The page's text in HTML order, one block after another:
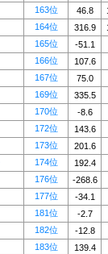
163位 46.8
164位 316.9
165位
-51.1
166位
107.6
167位
75.0
169位
335.5
170位
-8.6
172位
143.6
173位
201.6
174位
192.4
176位
-268.6
177位
-34.1
181位
-2.7
182位
-12.8
183位
139.4